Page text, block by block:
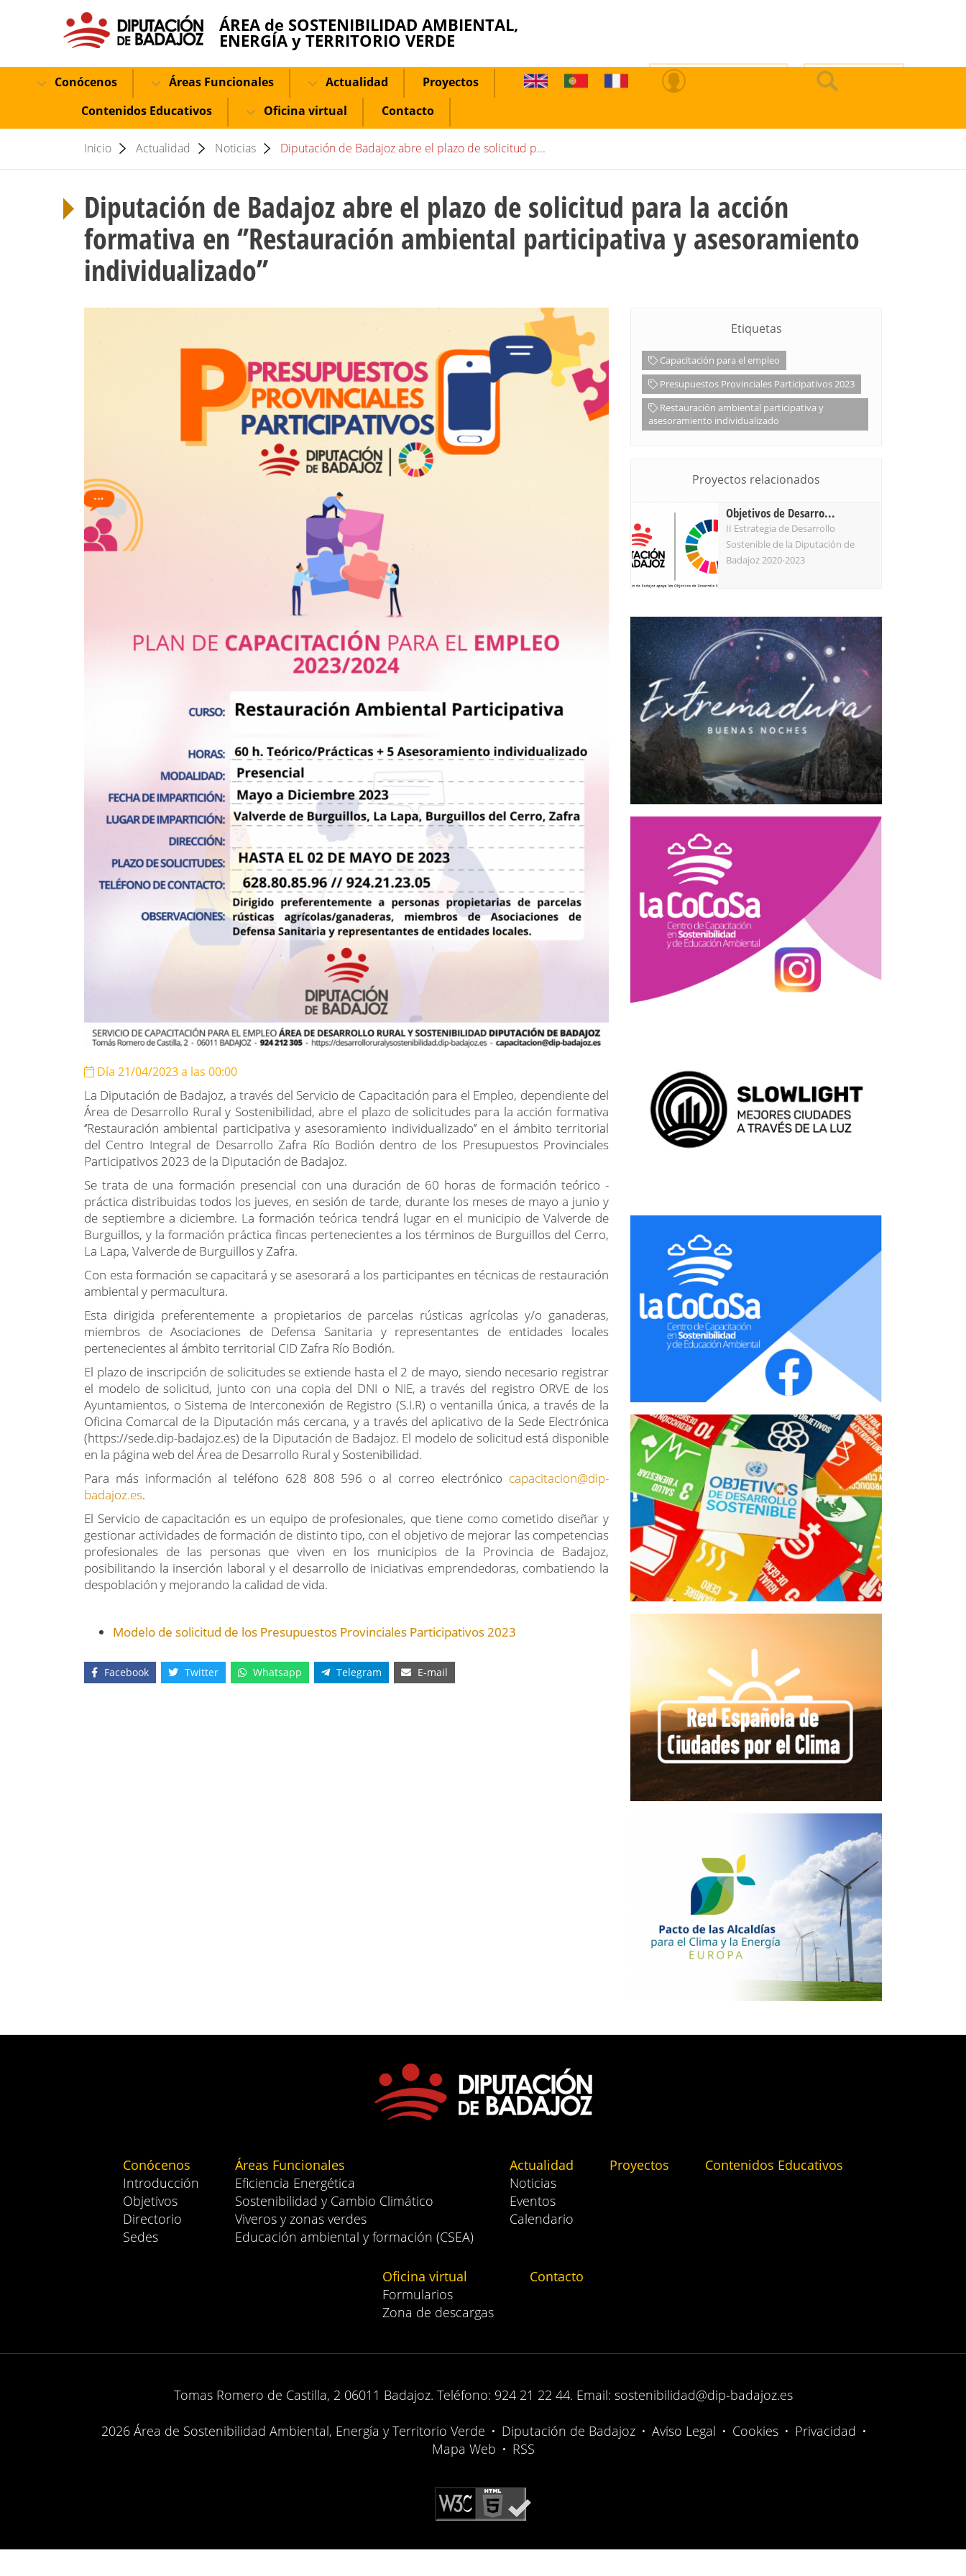
ÁREA de SOSTENIBILIDAD AMBIENTAL,
ENERGÍA y TERRITORIO VERDE
Conócenos Áreas Funcionales Actualidad
Proyectos
Contenidos Educativos
Oficina virtual Contacto
Inicio Actualidad Noticias Diputación de Badajoz abre el plazo de solicitud p...
Diputación de Badajoz abre el plazo de solicitud para la acción
formativa en ‘’Restauración ambiental participativa y asesoramiento
individualizado’’
Día 21/04/2023 a las 00:00
La Diputación de Badajoz, a través del Servicio de Capacitación para el Empleo, dependiente del
Área de Desarrollo Rural y Sostenibilidad, abre el plazo de solicitudes para la acción formativa
‘’Restauración ambiental participativa y asesoramiento individualizado’’ en el ámbito territorial
del Centro Integral de Desarrollo Zafra Río Bodión dentro de los Presupuestos Provinciales
Participativos 2023 de la Diputación de Badajoz.
Se trata de una formación presencial con una duración de 60 horas de formación teórico -
práctica distribuidas todos los jueves, en sesión de tarde, durante los meses de mayo a junio y
de septiembre a diciembre. La formación teórica tendrá lugar en el municipio de Valverde de
Burguillos, y la formación práctica fincas pertenecientes a los términos de Burguillos del Cerro,
La Lapa, Valverde de Burguillos y Zafra.
Con esta formación se capacitará y se asesorará a los participantes en técnicas de restauración
ambiental y permacultura.
Esta dirigida preferentemente a propietarios de parcelas rústicas agrícolas y/o ganaderas,
miembros de Asociaciones de Defensa Sanitaria y representantes de entidades locales
pertenecientes al ámbito territorial CID Zafra Río Bodión.
El plazo de inscripción de solicitudes se extiende hasta el 2 de mayo, siendo necesario registrar
el modelo de solicitud, junto con una copia del DNI o NIE, a través del registro ORVE de los
Ayuntamientos, o Sistema de Interconexión de Registro (S.I.R) o ventanilla única, a través de la
Oficina Comarcal de la Diputación más cercana, y a través del aplicativo de la Sede Electrónica
(https://sede.dip-badajoz.es) de la Diputación de Badajoz. El modelo de solicitud está disponible
en la página web del Área de Desarrollo Rural y Sostenibilidad.
Para más información al teléfono 628 808 596 o al correo electrónico capacitacion@dip-
badajoz.es.
El Servicio de capacitación es un equipo de profesionales, que tiene como cometido diseñar y
gestionar actividades de formación de distinto tipo, con el objetivo de mejorar las competencias
profesionales de las personas que viven en los municipios de la Provincia de Badajoz,
posibilitando la inserción laboral y el desarrollo de iniciativas emprendedoras, combatiendo la
despoblación y mejorando la calidad de vida.
Modelo de solicitud de los Presupuestos Provinciales Participativos 2023
Facebook Twitter Whatsapp Telegram E-mail
Etiquetas
Capacitación para el empleo
Presupuestos Provinciales Participativos 2023
Restauración ambiental participativa y
asesoramiento individualizado
Proyectos relacionados
Objetivos de Desarro...
II Estrategia de Desarrollo
Sostenible de la Diputación de
Badajoz 2020-2023
Conócenos
Introducción
Objetivos
Directorio
Sedes
Áreas Funcionales
Eficiencia Energética
Sostenibilidad y Cambio Climático
Viveros y zonas verdes
Educación ambiental y formación (CSEA)
Actualidad
Noticias
Eventos
Calendario
Proyectos Contenidos Educativos
Oficina virtual
Formularios
Zona de descargas
Contacto
Tomas Romero de Castilla, 2 06011 Badajoz. Teléfono: 924 21 22 44. Email: sostenibilidad@dip-badajoz.es
2026 Área de Sostenibilidad Ambiental, Energía y Territorio Verde • Diputación de Badajoz • Aviso Legal • Cookies • Privacidad •
Mapa Web • RSS